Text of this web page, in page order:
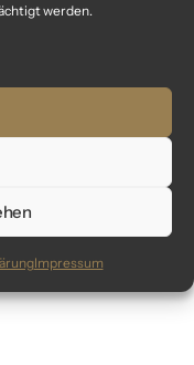
werden.
Impressum